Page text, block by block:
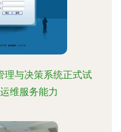
理与决策系统正式试
维服务能力